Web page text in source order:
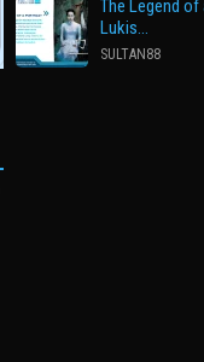
The Legend
Lukis…
SULTAN88